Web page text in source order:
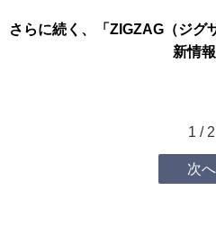
さらに続く、「ZIGZAG（ジグ
新情報
1 / 2
次へ